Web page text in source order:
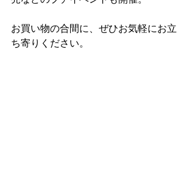
お買い物の合間に、ぜひお気軽にお立
ち寄りください。